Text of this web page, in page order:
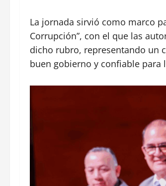
La jornada sirvió como marco
Corrupción”, con el que las
dicho rubro, representando un
buen gobierno y confiable para